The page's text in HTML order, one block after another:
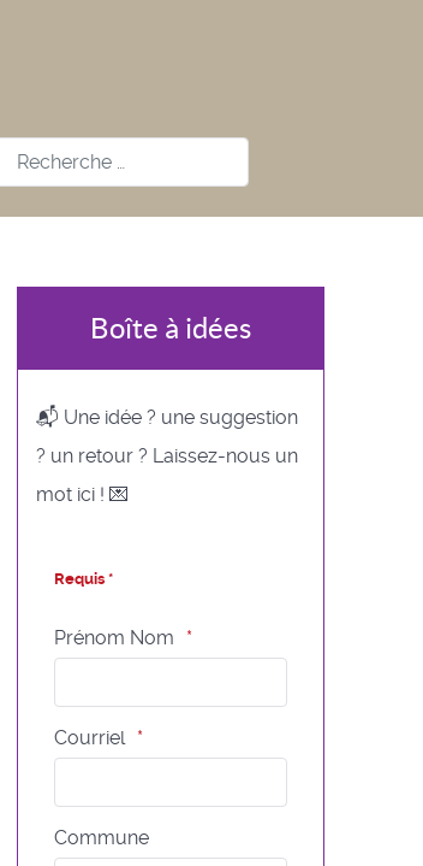
Rechercher
Boîte à idées
📬 Une idée ? une suggestion
? un retour ? Laissez-nous un
mot ici ! 💌
Requis *
Prénom Nom
Courriel
Commune